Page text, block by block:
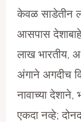
केवळ साडेतीन
आसपास
लाख भारतीय,
अंगाने अगदीच
नावाच्या देशाने,
एकदा नव्हे;